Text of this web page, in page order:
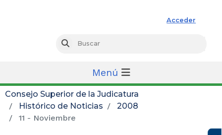
Acceder
Buscar
Menú
Consejo Superior de la Judicatura
Histórico de Noticias
2008
11 - Noviembre